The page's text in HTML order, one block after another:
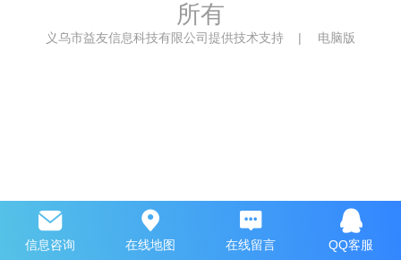
所有
义乌市益友信息科技有限公司提供技术支持 | 电脑版
信息咨询 在线地图 在线留言 QQ客服